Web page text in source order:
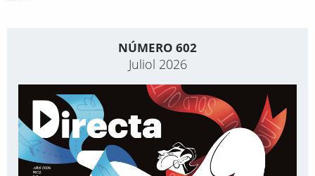
NÚMERO 602
Juliol 2026